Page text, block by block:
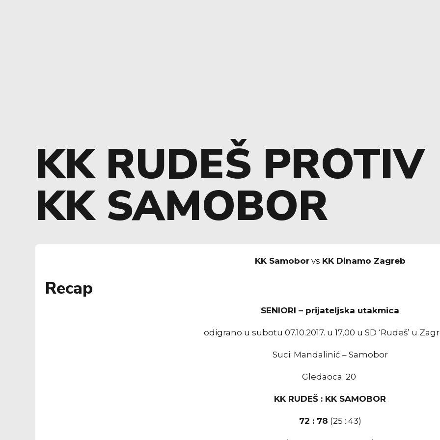
KK RUDEŠ PROTIV
KK SAMOBOR
KK Samobor vs KK Dinamo Zagreb
Recap
SENIORI – prijateljska utakmica
odigrano u subotu 07.10.2017. u 17,00 u SD ‘Rudeš’ u
Suci: Mandalinić – Samobor
Gledaoca: 20
KK RUDEŠ : KK SAMOBOR
72 : 78 (25 : 43)